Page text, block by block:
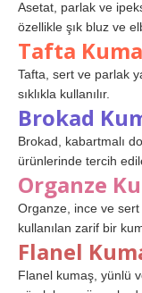
Asetat, parlak ve
özellikle şık bluz ve
Tafta
Tafta, sert ve parlak
sıklıkla kullanılır.
Brokad
Brokad, kabartmalı
ürünlerinde tercih
Organze
Organze, ince ve sert
kullanılan zarif bir
Flanel
Flanel kumaş, yünlü